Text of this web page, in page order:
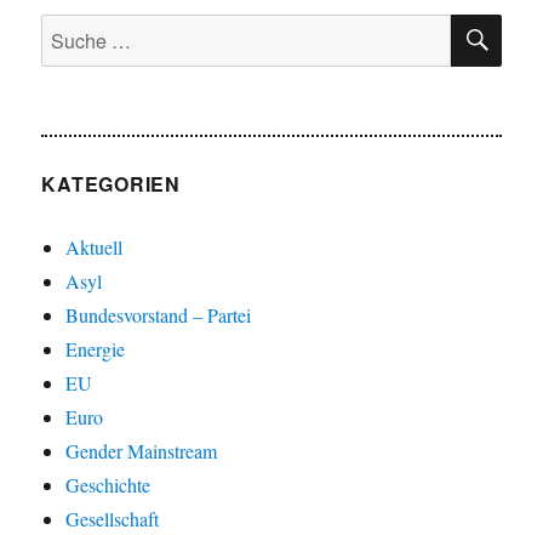
Suche
nach:
KATEGORIEN
Aktuell
Asyl
Bundesvorstand – Partei
Energie
EU
Euro
Gender Mainstream
Geschichte
Gesellschaft